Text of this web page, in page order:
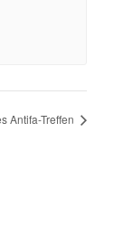
Antifa-Treffen